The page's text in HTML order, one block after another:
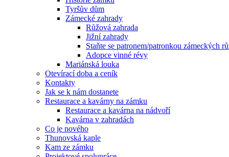
Tyršův dům
Zámecké zahrady
Růžová zahrada
Jižní zahrady
Staňte se patronem/patronkou zámeckých
Adopce vinné révy
Mariánská louka
Otevírací doba a ceník
Kontakty
Jak se k nám dostanete
Restaurace a kavárny na zámku
Restaurace a kavárna na nádvoří
Kavárna v zahradách
Co je nového
Thunovská kaple
Kam ze zámku